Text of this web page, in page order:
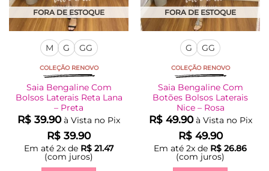
FORA DE ESTOQUE
M G GG
COLEÇÃO RENOVO
Saia Bengaline Com
Bolsos Laterais Reta Lana
– Preta
R$ 39.90 à Vista no Pix
R$ 39.90
Em até 2x de R$ 21.47
(com juros)
FORA DE ESTOQUE
G GG
COLEÇÃO RENOVO
Saia Bengaline Com
Botões Bolsos Laterais
Nice – Rosa
R$49.90 à Vista no Pix
R$49.90
Em até 2x de R$ 26.86
(com juros)